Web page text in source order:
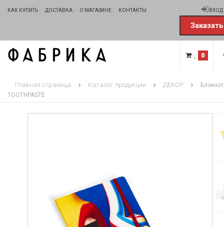
КАК КУПИТЬ ДОСТАВКА О МАГАЗИНЕ КОНТАКТЫ ВХОД
0
Главная страница Каталог продукции ДЕКОР
TOOTHPASTE